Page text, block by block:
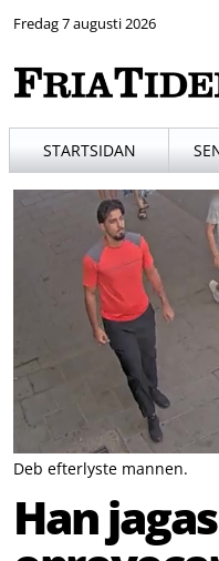
Fredag 7 augusti 2026
STARTSIDAN
Deb efterlyste mannen.
Han